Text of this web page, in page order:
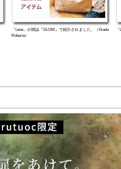
「Lene」が雑誌『GLOW』で紹介されました。（Giada
Roberta）